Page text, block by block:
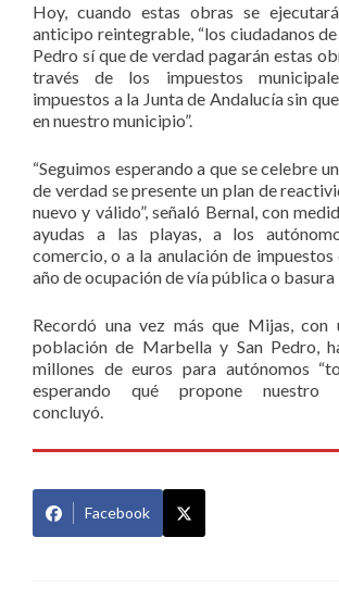
Hoy, cuando estas obras se
anticipo reintegrable, “los ciudadanos
Pedro sí que de verdad pagarán estas
través de los impuestos
impuestos a la Junta de Andalucía sin
en nuestro municipio”.
“Seguimos esperando a que se celebre
de verdad se presente un plan de
nuevo y válido”, señaló Bernal, con
ayudas a las playas, a los
comercio, o a la anulación de
año de ocupación de vía pública o
Recordó una vez más que Mijas,
población de Marbella y San Pedro,
millones de euros para autónomos
esperando qué propone nuestro
concluyó.
Facebook